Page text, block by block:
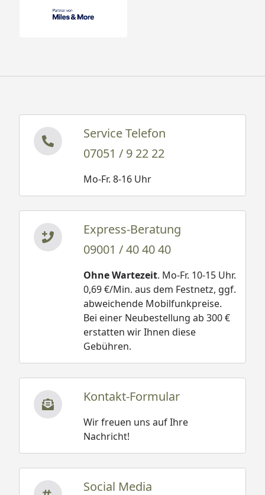
Service Telefon
07051 / 9 22 22
Mo-Fr. 8-16 Uhr
Express-Beratung
09001 / 40 40 40
Ohne Wartezeit. Mo-Fr. 10-15 Uhr.
0,69 €/Min. aus dem Festnetz, ggf.
abweichende Mobilfunkpreise.
Bei einer Neubestellung ab 300 €
erstatten wir Ihnen diese
Gebühren.
Kontakt-Formular
Wir freuen uns auf Ihre
Nachricht!
Social Media